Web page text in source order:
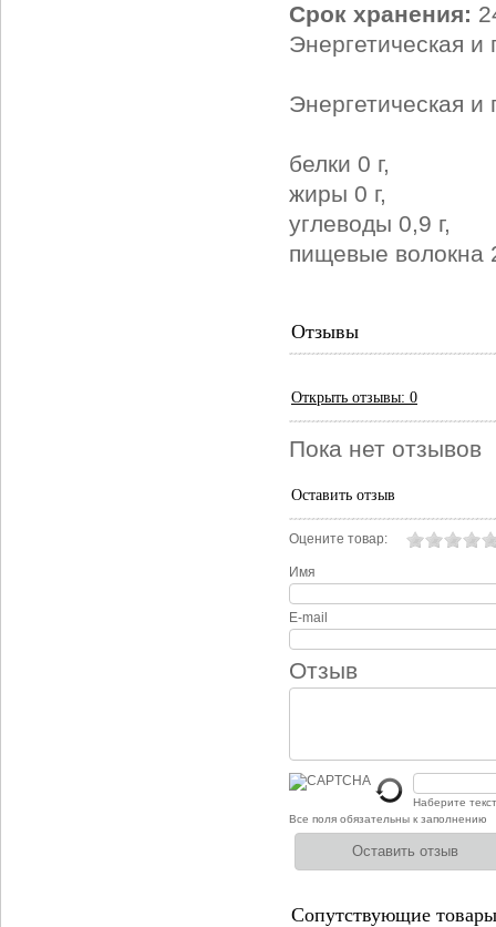
Срок хранения:
Энергетическая
Энергетическая
белки 0 г,
жиры 0 г,
углеводы 0,9 г,
пищевые волокна
Отзывы
Открыть отзывы: 0
Пока нет отзывов
Оставить отзыв
Оцените товар:
Имя
E-mail
Отзыв
Наберите
Все поля обязательны к заполнению
Сопутствующие товары